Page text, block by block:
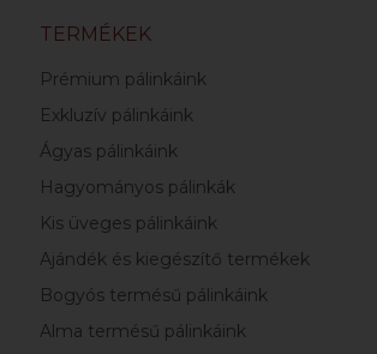
TERMÉKEK
Prémium pálinkáink
Exkluzív pálinkáink
Ágyas pálinkáink
Hagyományos pálinkák
Kis üveges pálinkáink
Ajándék és kiegészítő termékek
Bogyós termésű pálinkáink
Alma termésű pálinkáink